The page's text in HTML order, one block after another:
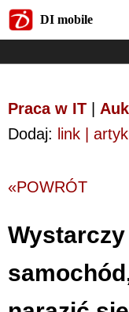
DI mobile
Praca w IT
Dodaj: link |
«POWRÓT
DI mobile